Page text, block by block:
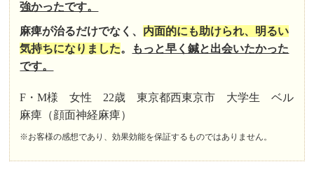
強かったです。
麻痺が治るだけでなく、 内面的にも助けられ、明るい
気持ちになりました。
もっと早く鍼と出会いたかった
です。
F・M様 女性 22歳 東京都西東京市 大学生 ベル
麻痺（顔面神経麻痺）
※お客様の感想であり、効果効能を保証するものではありません。